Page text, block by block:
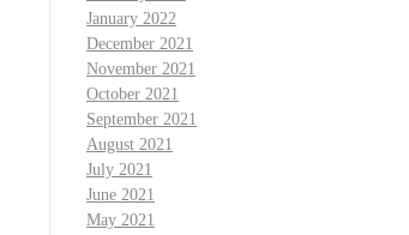
January 2022
December 2021
November 2021
October 2021
September 2021
August 2021
July 2021
June 2021
May 2021